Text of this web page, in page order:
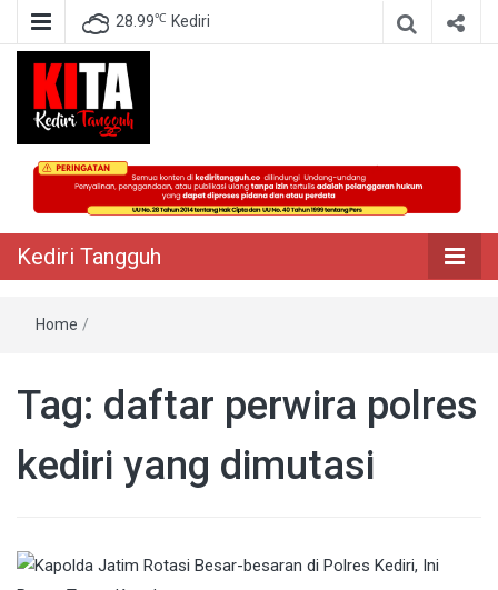
28.99℃ Kediri
Kediri Tangguh
Berita Akurat Terpercaya
Kediri Tangguh
Home /
Tag: daftar perwira polres
kediri yang dimutasi